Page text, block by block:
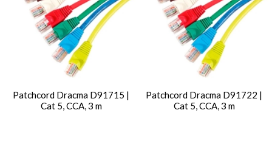
Patchcord Dracma D91715 |
Cat 5, CCA, 3 m
Patchcord Dracma D91722 |
Cat 5, CCA, 3 m